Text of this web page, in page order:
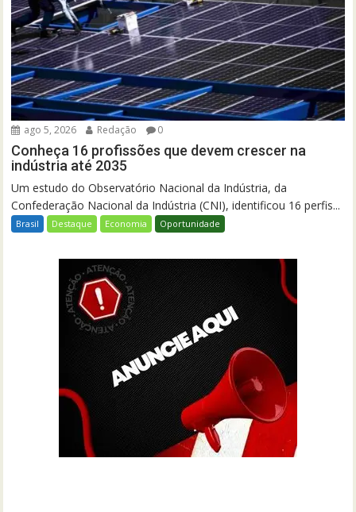
ago 5, 2026 Redação 0
Conheça 16 profissões que devem crescer na
indústria até 2035
Um estudo do Observatório Nacional da Indústria, da
Confederação Nacional da Indústria (CNI), identificou 16 perfis...
Brasil Destaque Economia Oportunidade